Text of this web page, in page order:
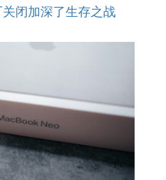
闭加深了生存之战